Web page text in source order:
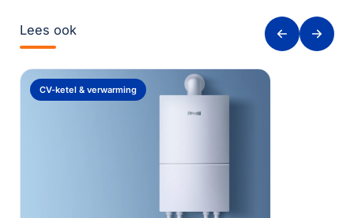
Lees ook
CV-ketel & verwarming